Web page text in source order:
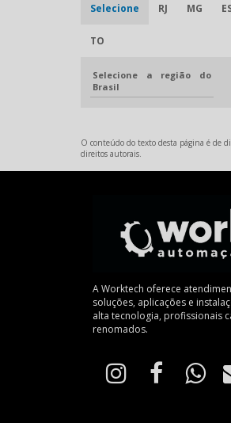
Selecione RJ MG
TO
Selecione a região do
Brasil
O conteúdo do texto desta página é de
direitos autorais
A Worktech oferece
soluções, aplicações e
alta tecnologia, profissionais
renomados.